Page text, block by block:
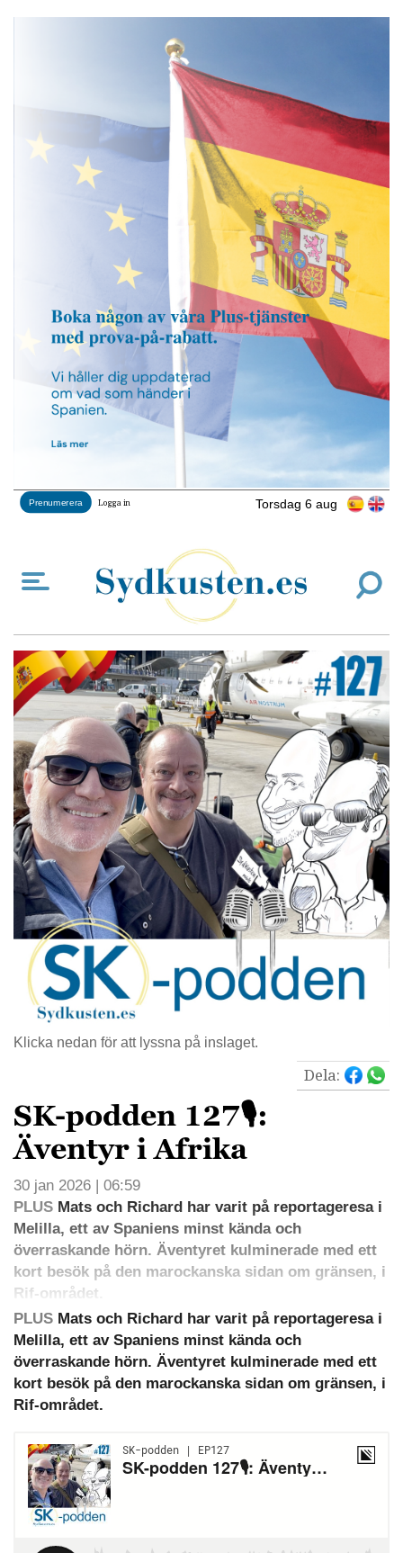
Torsdag 6 aug
Prenumerera Logga in
Klicka nedan för att lyssna på inslaget.
Dela:
SK-podden 127🎙:
Äventyr i Afrika
30 jan 2026 | 06:59
PLUS Mats och Richard har varit på reportageresa i
Melilla, ett av Spaniens minst kända och
överraskande hörn. Äventyret kulminerade med ett
kort besök på den marockanska sidan om gränsen, i
Rif-området.
PLUS Mats och Richard har varit på reportageresa i
Melilla, ett av Spaniens minst kända och
överraskande hörn. Äventyret kulminerade med ett
kort besök på den marockanska sidan om gränsen, i
Rif-området.